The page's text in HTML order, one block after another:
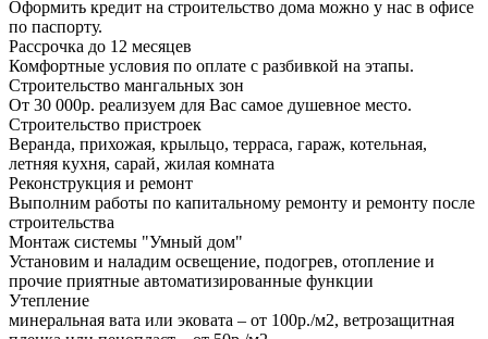
Оформить кредит на строительство дома можно у нас в офисе
по паспорту.
Рассрочка до 12 месяцев
Комфортные условия по оплате с разбивкой на этапы.
Строительство мангальных зон
От 30 000р. реализуем для Вас самое душевное место.
Строительство пристроек
Веранда, прихожая, крыльцо, терраса, гараж, котельная,
летняя кухня, сарай, жилая комната
Реконструкция и ремонт
Выполним работы по капитальному ремонту и ремонту после
строительства
Монтаж системы "Умный дом"
Установим и наладим освещение, подогрев, отопление и
прочие приятные автоматизированные функции
Утепление
минеральная вата или эковата – от 100р./м2, ветрозащитная